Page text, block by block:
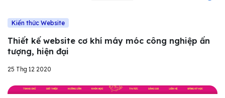
Kiến thức Website
Thiết kế website cơ khí máy móc công nghiệp ấn
tượng, hiện đại
25 Thg 12 2020